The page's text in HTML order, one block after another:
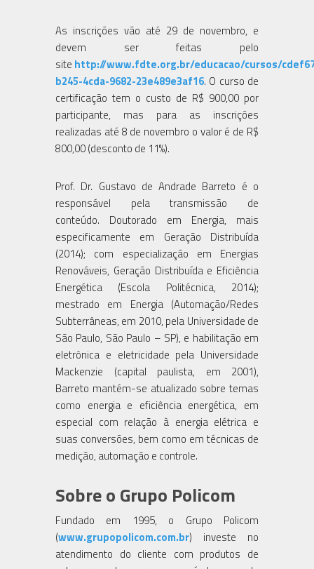
As inscrições vão até 29 de novembro, e
devem ser feitas pelo
site http://www.fdte.org.br/educacao/cursos/
b245-4cda-9682-23e489e3af16. O curso de
certificação tem o custo de R$ 900,00 por
participante, mas para as inscrições
realizadas até 8 de novembro o valor é de R$
800,00 (desconto de 11%).
Prof. Dr. Gustavo de Andrade Barreto é o
responsável pela transmissão de
conteúdo. Doutorado em Energia, mais
especificamente em Geração Distribuída
(2014); com especialização em Energias
Renováveis, Geração Distribuída e Eficiência
Energética (Escola Politécnica, 2014);
mestrado em Energia (Automação/Redes
Subterrâneas, em 2010, pela Universidade de
São Paulo, São Paulo – SP), e habilitação em
eletrônica e eletricidade pela Universidade
Mackenzie (capital paulista, em 2001),
Barreto mantém-se atualizado sobre temas
como energia e eficiência energética, em
especial com relação à energia elétrica e
suas conversões, bem como em técnicas de
medição, automação e controle.
Sobre o Grupo Policom
Fundado em 1995, o Grupo Policom
(www.grupopolicom.com.br) investe no
atendimento do cliente com produtos de